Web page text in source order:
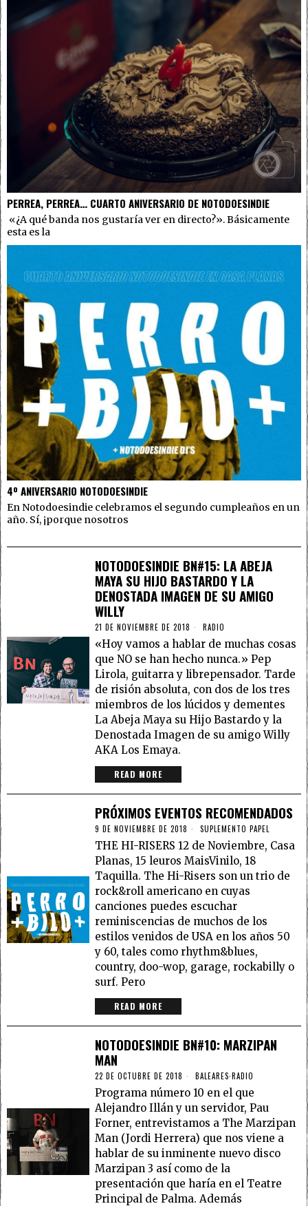
PERREA, PERREA… CUARTO ANIVERSARIO DE NOTODOESINDIE
«¿A qué banda nos gustaría ver en directo?». Básicamente
esta es la
4º ANIVERSARIO NOTODOESINDIE
En Notodoesindie celebramos el segundo cumpleaños en un
año. Sí, ¡porque nosotros
NOTODOESINDIE BN#15: LA ABEJA
MAYA SU HIJO BASTARDO Y LA
DENOSTADA IMAGEN DE SU AMIGO
WILLY
21 DE NOVIEMBRE DE 2018 RADIO
«Hoy vamos a hablar de muchas cosas
que NO se han hecho nunca.» Pep
Lirola, guitarra y librepensador. Tarde
de risión absoluta, con dos de los tres
miembros de los lúcidos y dementes
La Abeja Maya su Hijo Bastardo y la
Denostada Imagen de su amigo Willy
AKA Los Emaya.
READ MORE
PRÓXIMOS EVENTOS RECOMENDADOS
9 DE NOVIEMBRE DE 2018 SUPLEMENTO PAPEL
THE HI-RISERS 12 de Noviembre, Casa
Planas, 15 leuros MaisVinilo, 18
Taquilla. The Hi-Risers son un trio de
rock&roll americano en cuyas
canciones puedes escuchar
reminiscencias de muchos de los
estilos venidos de USA en los años 50
y 60, tales como rhythm&blues,
country, doo-wop, garage, rockabilly o
surf. Pero
READ MORE
NOTODOESINDIE BN#10: MARZIPAN
MAN
22 DE OCTUBRE DE 2018 BALEARES·RADIO
Programa número 10 en el que
Alejandro Illán y un servidor, Pau
Forner, entrevistamos a The Marzipan
Man (Jordi Herrera) que nos viene a
hablar de su inminente nuevo disco
Marzipan 3 así como de la
presentación que haría en el Teatre
Principal de Palma. Además